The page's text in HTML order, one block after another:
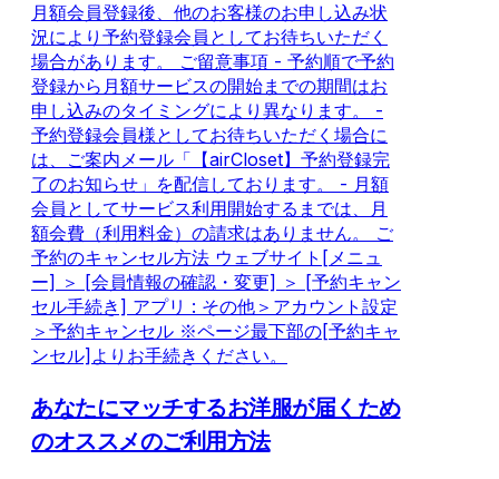
月額会員登録後、他のお客様のお申し込み状
況により予約登録会員としてお待ちいただく
場合があります。 ご留意事項 - 予約順で予約
登録から月額サービスの開始までの期間はお
申し込みのタイミングにより異なります。 -
予約登録会員様としてお待ちいただく場合に
は、ご案内メール「【airCloset】予約登録完
了のお知らせ」を配信しております。 - 月額
会員としてサービス利用開始するまでは、月
額会費（利用料金）の請求はありません。 ご
予約のキャンセル方法 ウェブサイト[メニュ
ー] ＞ [会員情報の確認・変更] ＞ [予約キャン
セル手続き] アプリ : その他＞アカウント設定
＞予約キャンセル ※ページ最下部の[予約キャ
ンセル]よりお手続きください。
あなたにマッチするお洋服が届くため
のオススメのご利用方法